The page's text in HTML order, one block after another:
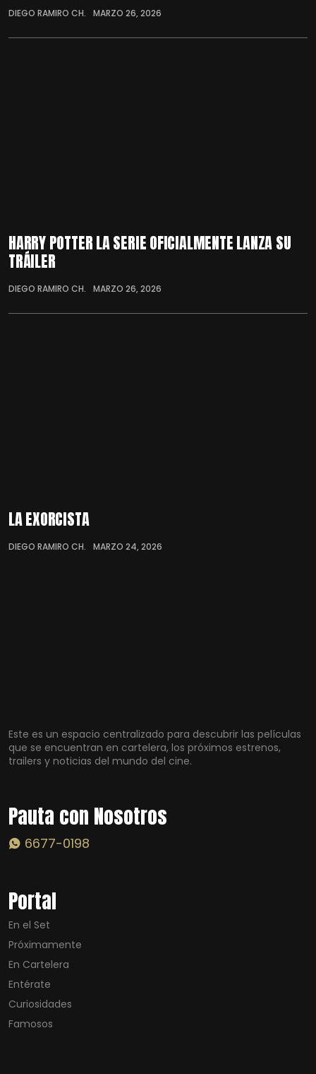
DIEGO RAMIRO CH. MARZO 26, 2026
HARRY POTTER LA SERIE OFICIALMENTE LANZA SU
TRÁILER
DIEGO RAMIRO CH. MARZO 26, 2026
LA EXORCISTA
DIEGO RAMIRO CH. MARZO 24, 2026
Este es un espacio centralizado para descubrir las películas
que se encuentran en cartelera, los próximos estrenos,
trailers y noticias del mundo del cine.
Pauta con Nosotros
6677-0198
Portal
En el Set
Próximamente
En Cartelera
Entérate
Curiosidades
Famosos